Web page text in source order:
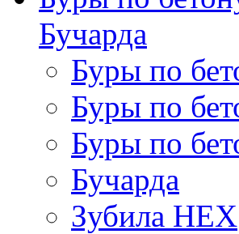
Бучарда
Буры по
Буры по
Буры по
Бучарда
Зубила HEX